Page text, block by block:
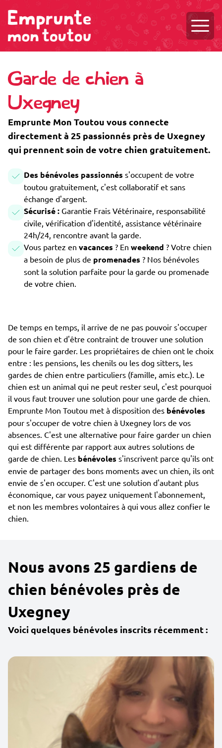
Garde de chien à
Uxegney
Emprunte Mon Toutou vous connecte
directement à 25 passionnés près de Uxegney
qui prennent soin de votre chien gratuitement.
Des bénévoles passionnés s'occupent de votre
toutou gratuitement, c'est collaboratif et sans
échange d'argent.
Sécurisé : Garantie Frais Vétérinaire, responsabilité
civile, vérification d'identité, assistance vétérinaire
24h/24, rencontre avant la garde.
Vous partez en vacances ? En weekend ? Votre chien
a besoin de plus de promenades ? Nos bénévoles
sont la solution parfaite pour la garde ou promenade
de votre chien.
De temps en temps, il arrive de ne pas pouvoir s'occuper
de son chien et d'être contraint de trouver une solution
pour le faire garder. Les propriétaires de chien ont le choix
entre : les pensions, les chenils ou les dog sitters, les
gardes de chien entre particuliers (famille, amis etc.). Le
chien est un animal qui ne peut rester seul, c'est pourquoi
il vous faut trouver une solution pour une garde de chien.
Emprunte Mon Toutou met à disposition des bénévoles
pour s'occuper de votre chien à Uxegney lors de vos
absences. C'est une alternative pour faire garder un chien
qui est différente par rapport aux autres solutions de
garde de chien. Les bénévoles s'inscrivent parce qu'ils ont
envie de partager des bons moments avec un chien, ils ont
envie de s'en occuper. C'est une solution d'autant plus
économique, car vous payez uniquement l'abonnement,
et non les membres volontaires à qui vous allez confier le
chien.
Nous avons 25 gardiens de
chien bénévoles près de
Uxegney
Voici quelques bénévoles inscrits récemment :